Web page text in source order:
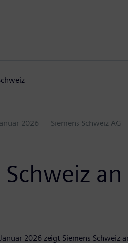
2026 Siemens Schweiz AG
Schweiz
2026 zeigt Siemens Schweiz